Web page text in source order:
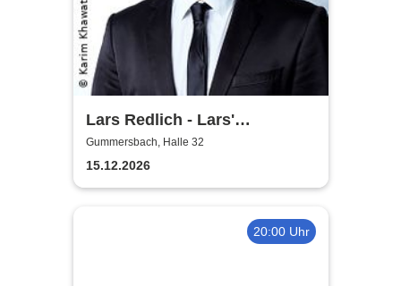
Lars Redlich - Lars'
Christmas
Gummersbach, Halle 32
15.12.2026
20:00 Uhr